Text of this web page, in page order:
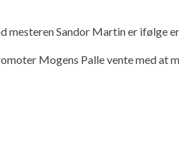
mesteren Sandor Martin er ifølge
Mogens Palle vente med at